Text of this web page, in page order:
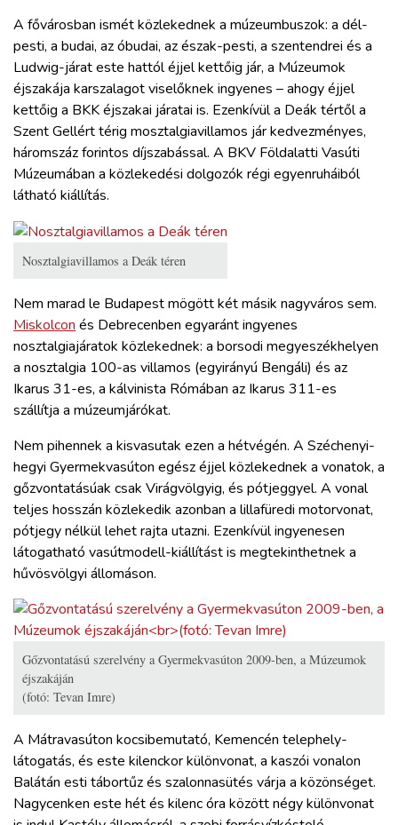
A fővárosban ismét közlekednek a múzeumbuszok: a dél-
pesti, a budai, az óbudai, az észak-pesti, a szentendrei és a
Ludwig-járat este hattól éjjel kettőig jár, a Múzeumok
éjszakája karszalagot viselőknek ingyenes – ahogy éjjel
kettőig a BKK éjszakai járatai is. Ezenkívül a Deák tértől a
Szent Gellért térig mosztalgiavillamos jár kedvezményes,
háromszáz forintos díjszabással. A BKV Földalatti Vasúti
Múzeumában a közlekedési dolgozók régi egyenruháiból
látható kiállítás.
Nosztalgiavillamos a Deák téren
Nem marad le Budapest mögött két másik nagyváros sem.
Miskolcon és Debrecenben egyaránt ingyenes
nosztalgiajáratok közlekednek: a borsodi megyeszékhelyen
a nosztalgia 100-as villamos (egyirányú Bengáli) és az
Ikarus 31-es, a kálvinista Rómában az Ikarus 311-es
szállítja a múzeumjárókat.
Nem pihennek a kisvasutak ezen a hétvégén. A Széchenyi-
hegyi Gyermekvasúton egész éjjel közlekednek a vonatok, a
gőzvontatásúak csak Virágvölgyig, és pótjeggyel. A vonal
teljes hosszán közlekedik azonban a lillafüredi motorvonat,
pótjegy nélkül lehet rajta utazni. Ezenkívül ingyenesen
látogatható vasútmodell-kiállítást is megtekinthetnek a
hűvösvölgyi állomáson.
Gőzvontatású szerelvény a Gyermekvasúton 2009-ben, a Múzeumok
éjszakáján
(fotó: Tevan Imre)
A Mátravasúton kocsibemutató, Kemencén telephely-
látogatás, és este kilenckor különvonat, a kaszói vonalon
Balátán esti tábortűz és szalonnasütés várja a közönséget.
Nagycenken este hét és kilenc óra között négy különvonat